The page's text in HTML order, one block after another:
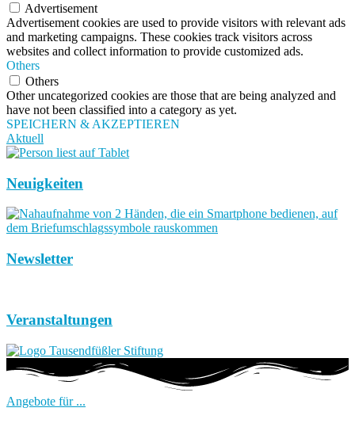
Advertisement
Advertisement cookies are used to provide visitors with relevant ads
and marketing campaigns. These cookies track visitors across
websites and collect information to provide customized ads.
Others
Others
Other uncategorized cookies are those that are being analyzed and
have not been classified into a category as yet.
SPEICHERN & AKZEPTIEREN
Aktuell
Neuigkeiten
Newsletter
Veranstaltungen
Angebote für ...